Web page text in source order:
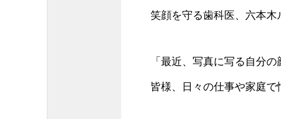
笑顔を守る歯科医、六本木
「最近、写真に写る自分
皆様、日々の仕事や家庭